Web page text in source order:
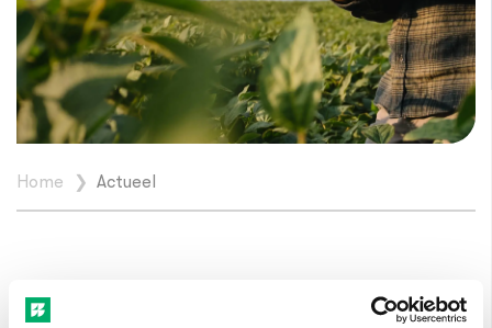
Home ❯ Actueel
Actueel